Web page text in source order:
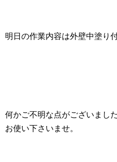
明日の作業内容は外壁中塗り
何かご不明な点がございまし
お使い下さいませ。